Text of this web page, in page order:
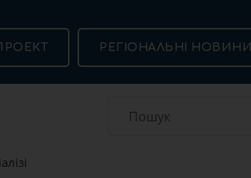
РЕГІОНАЛЬНІ НОВИНИ